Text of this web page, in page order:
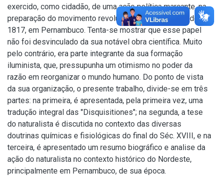
exercido, como cidadão, de uma ação política marcante, na
preparação do movimento revolucionário republicano de
1817, em Pernambuco. Tenta-se mostrar que esse papel
não foi desvinculado da sua notável obra científica. Muito
pelo contrário, era parte integrante da sua formação
iluminista, que, pressupunha um otimismo no poder da
razão em reorganizar o mundo humano. Do ponto de vista
da sua organização, o presente trabalho, divide-se em três
partes: na primeira, é apresentada, pela primeira vez, uma
tradução integral das "Disquisitiones"; na segunda, a tese
do naturalista é discutida no contexto das diversas
doutrinas químicas e fisiológicas do final do Séc. XVIII, e na
terceira, é apresentado um resumo biográfico e analise da
ação do naturalista no contexto histórico do Nordeste,
principalmente em Pernambuco, de sua época.